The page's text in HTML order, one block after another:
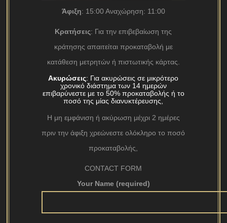
Άφιξη: 15:00 Αναχώρηση: 11:00
Κρατήσεις: Για την επιβεβαίωση της
κράτησης απαιτείται προκαταβολή με
κατάθεση μετρητών ή πιστωτικής κάρτας.
Ακυρώσεις: Για ακυρώσεις σε μικρότερο
χρονικό διάστημα των 14 ημερών
επιβαρύνεστε με το 50% προκαταβολής ή το
ποσό της μίας διανυκτέρευσης,
Η μη εμφάνιση ή ακύρωση μέχρι 2 ημέρες
πριν την άφιξη χρεώνεστε ολόκληρο το ποσό
προκαταβολής,
CONTACT FORM
Your Name (required)